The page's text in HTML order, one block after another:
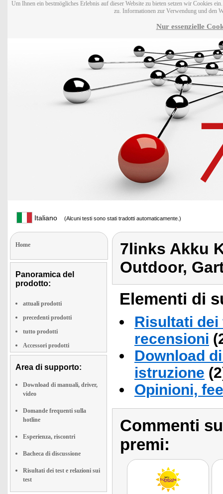
Um Ihnen ein bestmögliches Erlebnis auf dieser Website zu bieten setzen wir Cookies
zu. Informationen zur Verwendung und den
Nur essenzielle
Italiano (Alcuni testi sono stati tradotti automaticamente.)
Home
Panoramica del
prodotto:
attuali prodotti
precedenti prodotti
tutto prodotti
Accessori prodotti
Area di supporto:
Download di manuali, driver,
video
Domande frequenti sulla
hotline
Esperienza, riscontri
Bacheca di discussione
Risultati dei test e relazioni sui
test
7links Akku
Outdoor,
Elementi di
Risultati
recensioni
Download
istruzione
Opinioni,
Commenti
premi: